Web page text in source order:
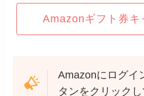
Amazonギフト券キ
Amazonにログイ
タンをクリック